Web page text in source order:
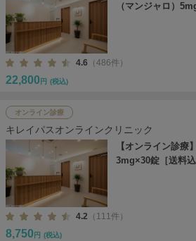
（マンジャロ）
4.6 （486件）
22,800 円 (税込)
オンライン診療
キレイパスオンラインクリニック
【オンライン診療
3mg×30錠［送料
4.2 （111件）
8,750 円 (税込)